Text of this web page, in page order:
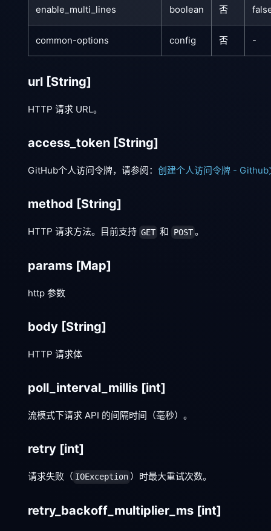
enable_multi_lines boolean 否
common-options config 否 -
url [String]
HTTP 请求 URL。
access_token [String]
GitHub个人访问令牌，请参阅： 创建个人访问令牌 - Github
method [String]
HTTP 请求方法。目前支持 GET 和 POST 。
params [Map]
http 参数
body [String]
HTTP 请求体
poll_interval_millis [int]
流模式下请求 API 的间隔时间（毫秒）。
retry [int]
请求失败（ IOException ）时最大重试次数。
retry_backoff_multiplier_ms [int]